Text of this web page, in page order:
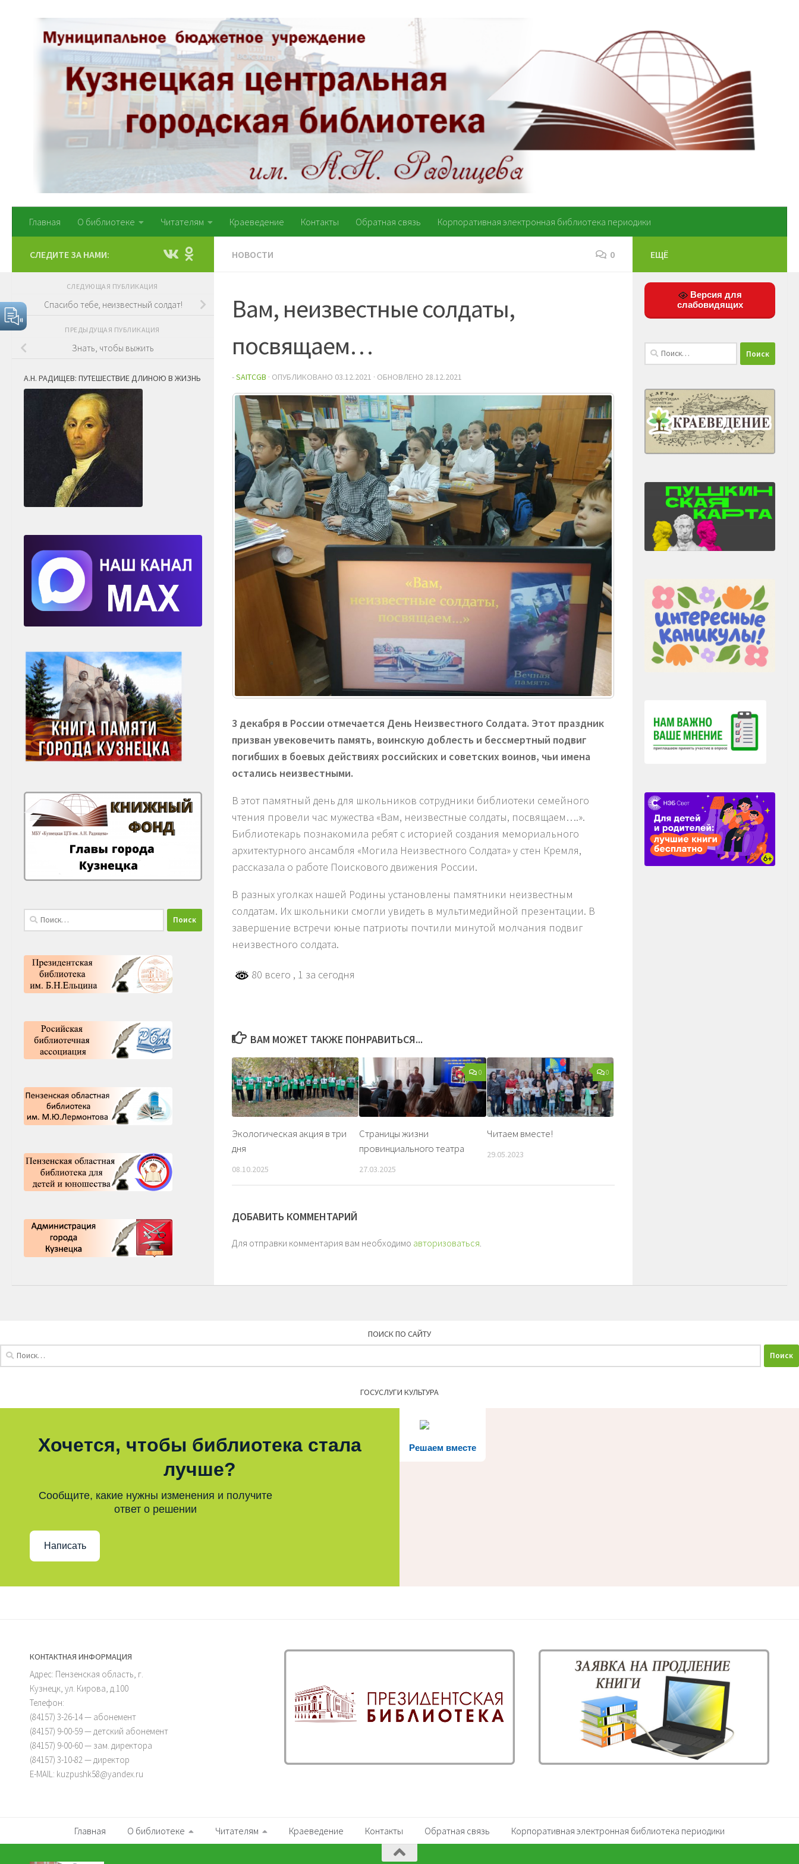
Перейти к содержимому
Главная О библиотеке Читателям Краеведение Контакты Обратная связь Корпоративная электронная библиотека периодики
НОВОСТИ 0
Вам, неизвестные солдаты,
посвящаем…
-SAITCGB · ОПУБЛИКОВАНО 03.12.2021 · ОБНОВЛЕНО 28.12.2021
3 декабря в России отмечается День Неизвестного Солдата. Этот праздник
призван увековечить память, воинскую доблесть и бессмертный подвиг
погибших в боевых действиях российских и советских воинов, чьи имена
остались неизвестными.
В этот памятный день для школьников сотрудники библиотеки семейного
чтения провели час мужества «Вам, неизвестные солдаты, посвящаем….».
Библиотекарь познакомила ребят с историей создания мемориального
архитектурного ансамбля «Могила Неизвестного Солдата» у стен Кремля,
рассказала о работе Поискового движения России.
В разных уголках нашей Родины установлены памятники неизвестным
солдатам. Их школьники смогли увидеть в мультимедийной презентации. В
завершение встречи юные патриоты почтили минутой молчания подвиг
неизвестного солдата.
80 всего , 1 за сегодня
ВАМ МОЖЕТ ТАКЖЕ ПОНРАВИТЬСЯ...
Экологическая акция в три
дня
08.10.2025
0
Страницы жизни
провинциального театра
27.03.2025
0
Читаем вместе!
29.05.2023
ДОБАВИТЬ КОММЕНТАРИЙ
Для отправки комментария вам необходимо авторизоваться.
СЛЕДИТЕ ЗА НАМИ:
СЛЕДУЮЩАЯ ПУБЛИКАЦИЯ
Спасибо тебе, неизвестный солдат!
ПРЕДЫДУЩАЯ ПУБЛИКАЦИЯ
Знать, чтобы выжить
А.Н. РАДИЩЕВ: ПУТЕШЕСТВИЕ ДЛИНОЮ В ЖИЗНЬ
Найти:
ЕЩЁ
Версия для
слабовидящих
Найти:
ПОИСК ПО САЙТУ
ГОСУСЛУГИ КУЛЬТУРА
Решаем вместе
Хочется, чтобы библиотека стала
лучше?
Сообщите, какие нужны изменения и получите
ответ о решении
Написать
КОНТАКТНАЯ ИНФОРМАЦИЯ
Адрес: Пензенская область, г.
Кузнецк, ул. Кирова, д.100
Телефон:
(84157) 3-26-14 — абонемент
(84157) 9-00-59 — детский абонемент
(84157) 9-00-60 — зам. директора
(84157) 3-10-82 — директор
E-MAIL: kuzpushk58@yandex.ru
Главная О библиотеке Читателям Краеведение Контакты Обратная связь Корпоративная электронная библиотека периодики